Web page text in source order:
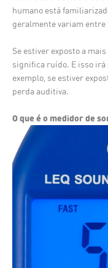
humano está
geralmente variam entre
Se estiver exposto a
significa ruído. E isso
exemplo, se estiver
perda auditiva.
O que é o medidor de